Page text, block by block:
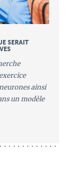
SERAIT
ainsi
un modèle